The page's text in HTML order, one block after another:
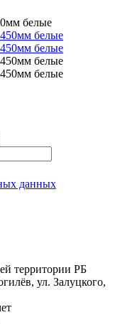
белые
данных
территории РБ
ул. Залуцкого,